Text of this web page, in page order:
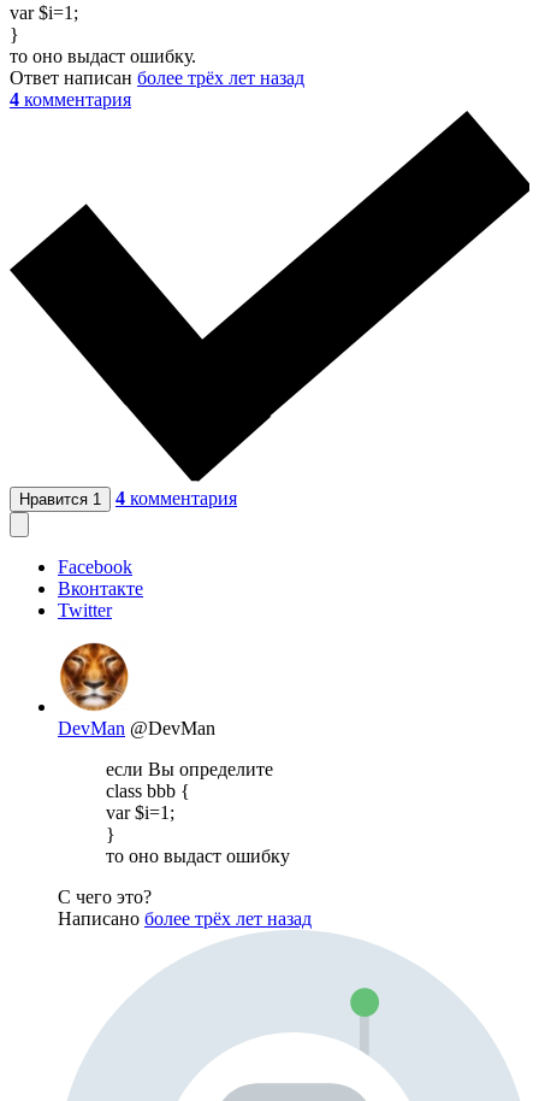
var $i=1;
}
то оно выдаст ошибку.
Ответ написан более трёх лет назад
4 комментария
Нравится 1 4 комментария
Facebook
Вконтакте
Twitter
DevMan @DevMan
если Вы определите
class bbb {
var $i=1;
}
то оно выдаст ошибку
С чего это?
Написано более трёх лет назад